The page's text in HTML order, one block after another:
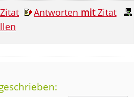
Zitat Antworten mitZitat